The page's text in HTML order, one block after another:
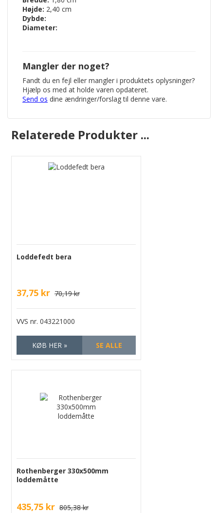
Højde: 2,40 cm
Dybde:
Diameter:
Mangler der noget?
Fandt du en fejl eller mangler i produktets oplysninger?
Hjælp os med at holde varen opdateret.
Send os dine ændringer/forslag til denne vare.
Relaterede Produkter ...
Loddefedt bera
37,75 kr 70,19 kr
VVS nr. 043221000
KØB HER » SE ALLE
Rothenberger 330x500mm
loddemåtte
435,75 kr 805,38 kr